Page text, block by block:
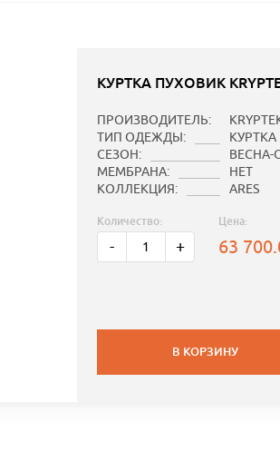
КУРТКА ПУХОВИК
ПРОИЗВОДИТЕЛЬ:
ТИП ОДЕЖДЫ:
КУРТКА
СЕЗОН:
ВЕСНА-
МЕМБРАНА:
НЕТ
КОЛЛЕКЦИЯ:
ARES
Количество:
- +
Цена:
63
В КОРЗИНУ